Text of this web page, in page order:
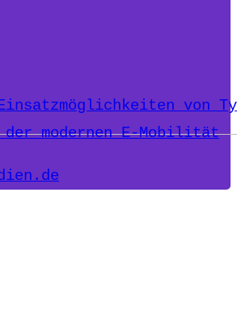
von
modernen E-Mobilität